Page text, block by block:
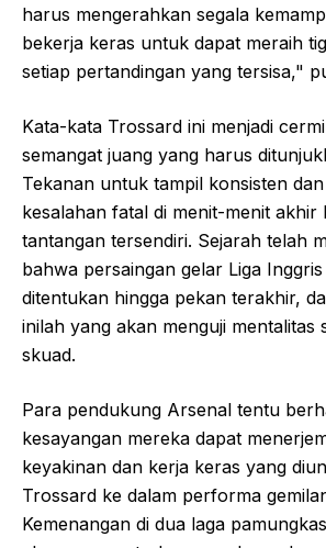
harus mengerahkan segala
bekerja keras untuk dapat meraih
setiap pertandingan yang tersisa,"
Kata-kata Trossard ini menjadi
semangat juang yang harus
Tekanan untuk tampil konsisten
kesalahan fatal di menit-menit akhir
tantangan tersendiri. Sejarah telah
bahwa persaingan gelar Liga
ditentukan hingga pekan terakhir,
inilah yang akan menguji mentalitas
skuad.
Para pendukung Arsenal tentu
kesayangan mereka dapat
keyakinan dan kerja keras yang
Trossard ke dalam performa
Kemenangan di dua laga